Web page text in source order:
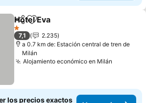
CompartirAgregar a favoritos
Hotel Eva
1 Estrellas
7,1
2.235
a 0.7 km de: Estación central de tren de
Milán
Alojamiento económico en Milán
los precios exactos